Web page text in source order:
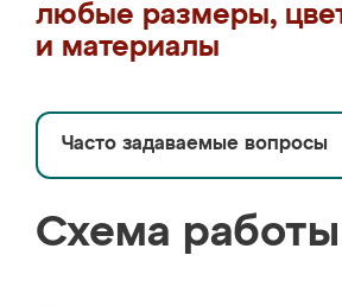
любые размеры,
и материалы
Часто задаваемые вопросы
Схема работы